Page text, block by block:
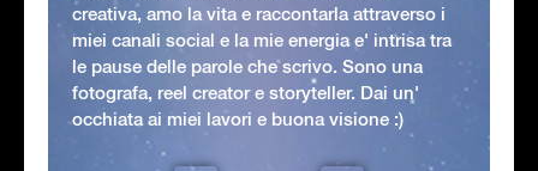
creativa, amo la vita e raccontarla attraverso i
miei canali social e la mie energia e' intrisa tra
le pause delle parole che scrivo. Sono una
fotografa, reel creator e storyteller. Dai un'
occhiata ai miei lavori e buona visione :)